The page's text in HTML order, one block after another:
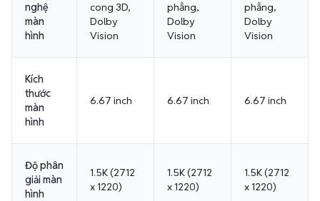
nghệ
màn
hình
cong 3D,
Dolby
Vision
phẳng,
Dolby
Vision
phẳng,
Dolby
Vision
Kích
thước
màn
hình
6.67 inch 6.67 inch 6.67 inch
Độ phân
giải màn
hình
1.5K (2712
x 1220)
1.5K (2712
x 1220)
1.5K (2712
x 1220)